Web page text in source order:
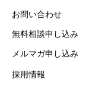
お問い合わせ
無料相談申し込み
メルマガ申し込み
採用情報